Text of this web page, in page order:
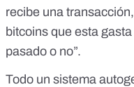
recibe una
bitcoins que esta
pasado o no”.
Todo un sistema